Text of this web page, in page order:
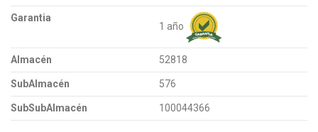
Garantia
1 año
Almacén 52818
SubAlmacén 576
SubSubAlmacén 100044366